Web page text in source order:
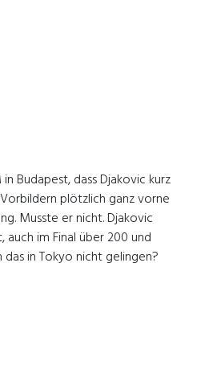
Budapest, dass Djakovic kurz
plötzlich ganz vorne
Musste er nicht. Djakovic
auch im Final über 200 und
in Tokyo nicht gelingen?